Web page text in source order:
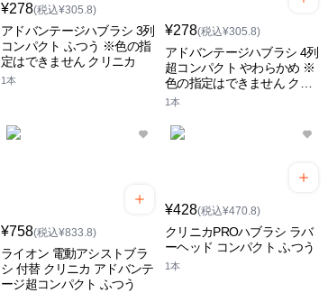
¥278(税込¥305.8)
アドバンテージハブラシ 3列
コンパクト ふつう ※色の指
定はできません クリニカ
1本
¥278(税込¥305.8)
アドバンテージハブラシ 4列
超コンパクト やわらかめ ※
色の指定はできません クリ
ニカ
1本
¥758(税込¥833.8)
ライオン 電動アシストブラ
シ 付替 クリニカ アドバンテ
ージ超コンパクト ふつう
¥428(税込¥470.8)
クリニカPROハブラシ ラバ
ーヘッド コンパクト ふつう
1本